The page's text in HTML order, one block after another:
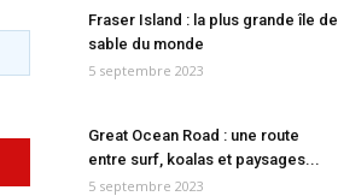
Fraser Island : la plus grande île de
sable du monde
5 septembre 2023
Great Ocean Road : une route
entre surf, koalas et paysages...
5 septembre 2023